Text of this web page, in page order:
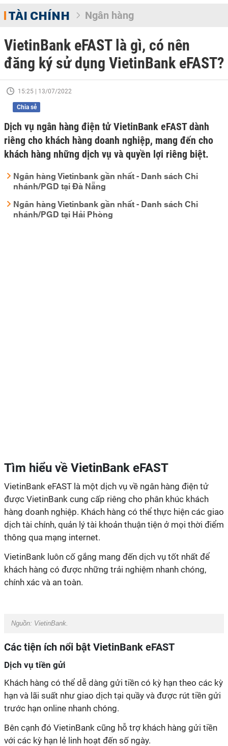
TÀI CHÍNH Ngân hàng
VietinBank eFAST là gì, có nên
đăng ký sử dụng VietinBank eFAST?
15:25 | 13/07/2022
Chia sẻ
Dịch vụ ngân hàng điện tử VietinBank eFAST dành
riêng cho khách hàng doanh nghiệp, mang đến cho
khách hàng những dịch vụ và quyền lợi riêng biệt.
Ngân hàng Vietinbank gần nhất - Danh sách Chi
nhánh/PGD tại Đà Nẵng
Ngân hàng Vietinbank gần nhất - Danh sách Chi
nhánh/PGD tại Hải Phòng
Tìm hiểu về VietinBank eFAST
VietinBank eFAST là một dịch vụ về ngân hàng điện tử
được VietinBank cung cấp riêng cho phân khúc khách
hàng doanh nghiệp. Khách hàng có thể thực hiện các giao
dịch tài chính, quản lý tài khoản thuận tiện ở mọi thời điểm
thông qua mạng internet.
VietinBank luôn cố gắng mang đến dịch vụ tốt nhất để
khách hàng có được những trải nghiệm nhanh chóng,
chính xác và an toàn.
Nguồn: VietinBank.
Các tiện ích nổi bật VietinBank eFAST
Dịch vụ tiền gửi
Khách hàng có thể dễ dàng gửi tiền có kỳ hạn theo các kỳ
hạn và lãi suất như giao dịch tại quầy và được rút tiền gửi
trước hạn online nhanh chóng.
Bên cạnh đó VietinBank cũng hỗ trợ khách hàng gửi tiền
với các kỳ hạn lẻ linh hoạt đến số ngày.